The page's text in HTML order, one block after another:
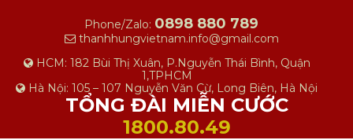
Phone/Zalo: 0898 880 789
thanhhungvietnam.info@gmail.com
HCM: 182 Bùi Thị Xuân, P.Nguyễn Thái Bình, Quận
1,TPHCM
Hà Nội: 105 – 107 Nguyễn Văn Cừ, Long Biên, Hà Nội
TỔNG ĐÀI MIỄN CƯỚC
1800.80.49